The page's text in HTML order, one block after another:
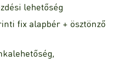
lehetőség
fix alapbér + ösztönző